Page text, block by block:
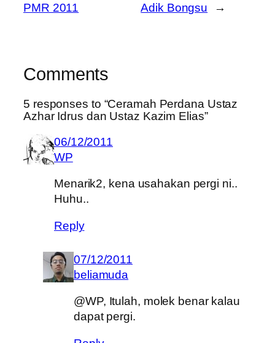
PMR 2011
Adik Bongsu
→
Comments
5 responses to “Ceramah Perdana Ustaz
Azhar Idrus dan Ustaz Kazim Elias”
06/12/2011
WP
Menarik2, kena usahakan pergi ni..
Huhu..
Reply
07/12/2011
beliamuda
@WP, Itulah, molek benar kalau
dapat pergi.